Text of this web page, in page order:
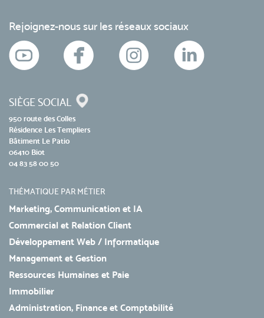
Rejoignez-nous sur les réseaux sociaux
SIÈGE SOCIAL
950 route des Colles
Résidence Les Templiers
Bâtiment Le Patio
06410 Biot
04 83 58 00 50
THÉMATIQUE PAR MÉTIER
Marketing, Communication et IA
Commercial et Relation Client
Développement Web / Informatique
Management et Gestion
Ressources Humaines et Paie
Immobilier
Administration, Finance et Comptabilité